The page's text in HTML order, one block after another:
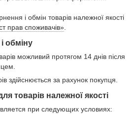
і обмін товарів належної якості
прав споживачів».
обміну
можливий протягом 14 днів після
здійснюється за рахунок покупця.
товарів належної якості
при следующих условиях: